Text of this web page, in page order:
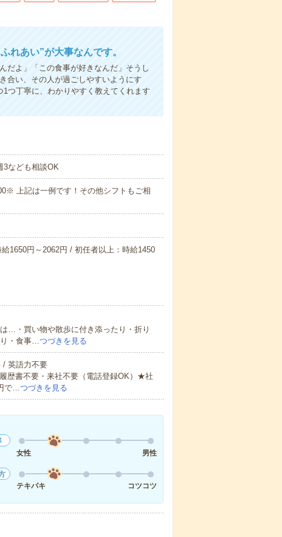
れあい”が大事なんです。
だよ」「この食事が好きなんだ」そうし
合い、その人が過ごしやすいようにす
つ丁寧に、わかりやすく教えてくれます
なども相談OK
上記は一例です！その他シフトもご相
1650円～2062円 / 初任者以上：時給1450
…・買い物や散歩に付き添ったり・折り
・食事…つづきを見る
英語力不要
歴書不要・来社不要（電話登録OK）★社
で…つづきを見る
女性
男性
テキパキ
コツコツ